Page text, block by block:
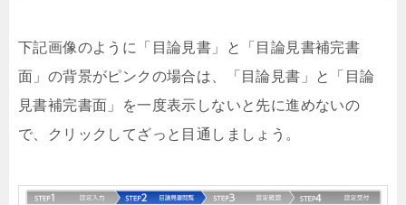
下記画像のように「目論見書」と「目論見書補完書
面」の背景がピンクの場合は、「目論見書」と「目論
見書補完書面」を一度表示しないと先に進めないの
で、クリックしてざっと目通しましょう。